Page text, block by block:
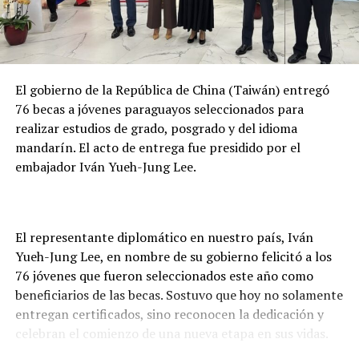
ya están dialogando para que los municipios tengan los
albergues y en base a ese planeamiento, desde las
Fuerzas Armadas de la Nación pondrán a disposición de
Emergencia Nacional, los predios de las Fuerzas
Armadas que estén en condiciones de albergar a la
gente.
Municipios en riesgo de inundaciones
podemos señalar que uno este más en riesgo que otro,
todos son importantes y a todos vamos a apoyar”,
exteriorizó.
De la reunión participaron los intendentes municipales
de Asunción, Luís Bello; de Limpio, Optaciano Gómez;
El gobierno de la República de China (Taiwán) entregó
76 becas a jóvenes paraguayos seleccionados para
realizar estudios de grado, posgrado y del idioma
mandarín. El acto de entrega fue presidido por el
embajador Iván Yueh-Jung Lee.
El representante diplomático en nuestro país, Iván
Yueh-Jung Lee, en nombre de su gobierno felicitó a los
76 jóvenes que fueron seleccionados este año como
beneficiarios de las becas. Sostuvo que hoy no solamente
entregan certificados, sino reconocen la dedicación y
celebran el comienzo de una nueva etapa en sus vidas.